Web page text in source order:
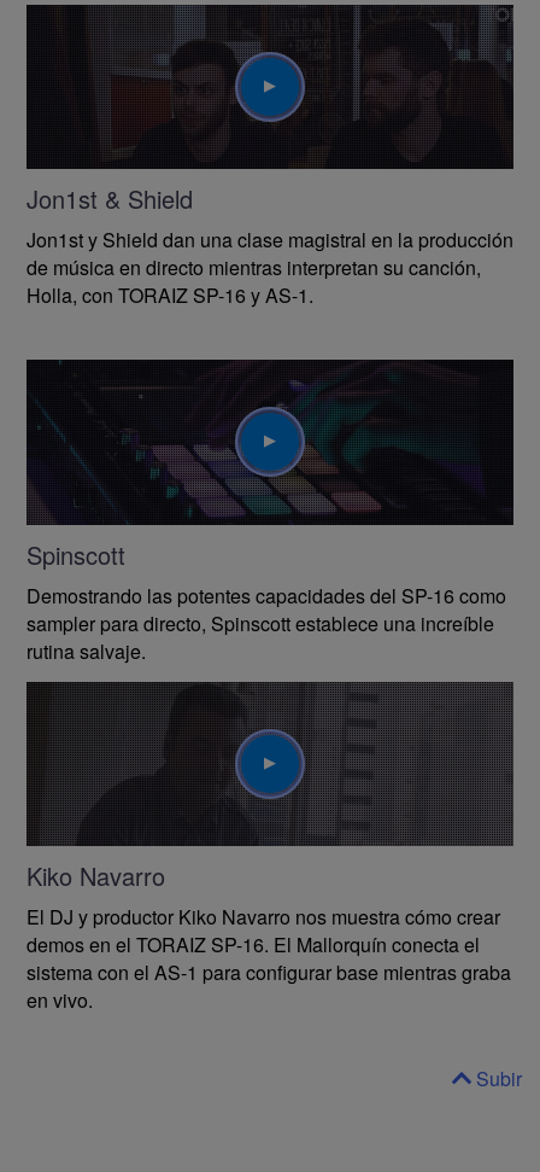
Play
Jon1st & Shield
Jon1st y Shield dan una clase magistral en la producción
de música en directo mientras interpretan su canción,
Holla, con TORAIZ SP-16 yAS-1.
Play
Spinscott
Demostrando las potentes capacidades del SP-16 como
sampler para directo, Spinscott establece una increíble
rutina salvaje.
Play
Kiko Navarro
El DJ y productor Kiko Navarro nos muestra cómo crear
demos en el TORAIZ SP-16. El Mallorquín conecta el
sistema con el AS-1 para configurar base mientras graba
en vivo.
Subir